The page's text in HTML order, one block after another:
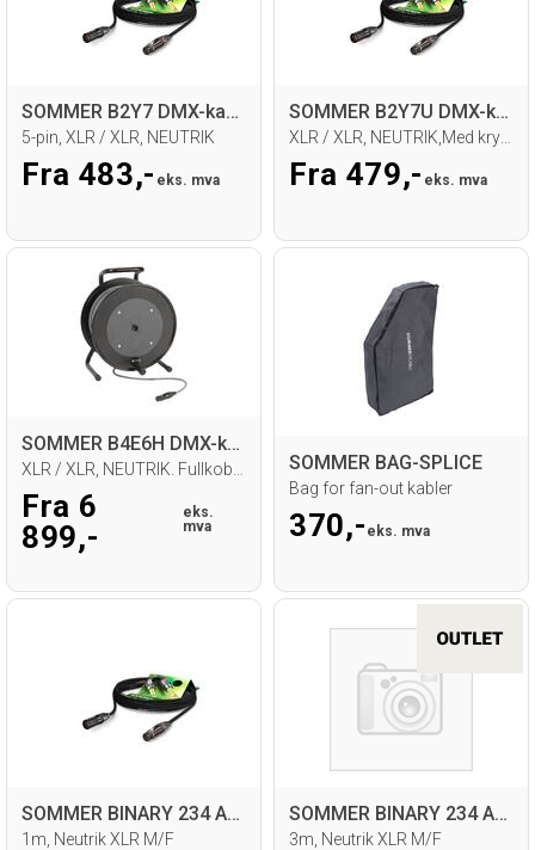
SOMMER B2Y7 DMX-kabel, sort
5-pin, XLR / XLR, NEUTRIK
Fra 483,- eks. mva
SOMMER B2Y7U DMX-kabel, 5-pin
Fra 479,- eks. mva
SOMMER B4E6H DMX-kabel på trommel, 5-pin
Fra 6
899,-
eks.
mva
SOMMER BAG-SPLICE
Bag for fan-out kabler
370,- eks. mva
SOMMER BINARY 234 AES/EBU Kabel
1m, Neutrik XLR M/F
SOMMER BINARY 234 AES/EBU Kabel
3m, Neutrik XLR M/F